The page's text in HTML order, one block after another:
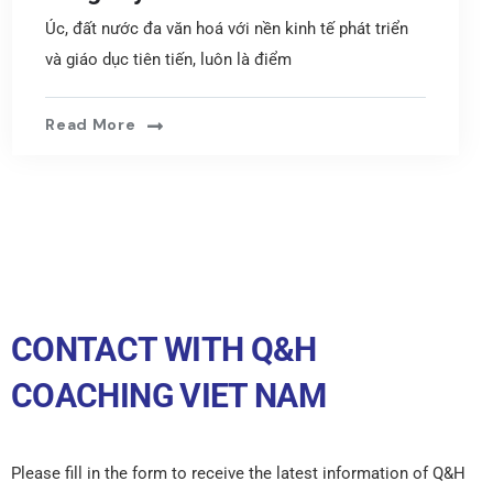
Úc, đất nước đa văn hoá với nền kinh tế phát triển
và giáo dục tiên tiến, luôn là điểm
Read More
CONTACT WITH Q&H
COACHING VIET NAM
Please fill in the form to receive the latest information of Q&H